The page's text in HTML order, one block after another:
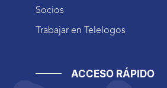
Socios
Trabajar en Telelogos
ACCESO RÁPIDO